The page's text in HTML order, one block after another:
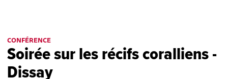
CONFÉRENCE
Soirée sur les récifs coralliens -
Dissay